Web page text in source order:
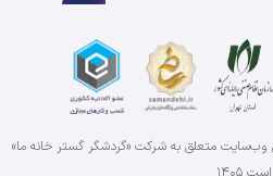
وب‌سایت متعلق به شرکت «گردشگر گستر خانه ما»